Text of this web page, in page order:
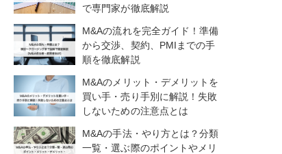
で専門家が徹底解説
M&Aの流れを完全ガイド！準備
から交渉、契約、PMIまでの手
順を徹底解説
M&Aのメリット・デメリットを
買い手・売り手別に解説！失敗
しないための注意点とは
M&Aの手法・やり方とは？分類
一覧・選ぶ際のポイントやメリ